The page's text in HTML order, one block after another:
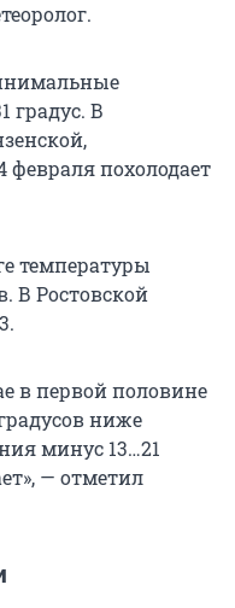
градус. В
февраля похолодает
температуры
В Ростовской
в первой половине
ниже
минус 13…21
— отметил